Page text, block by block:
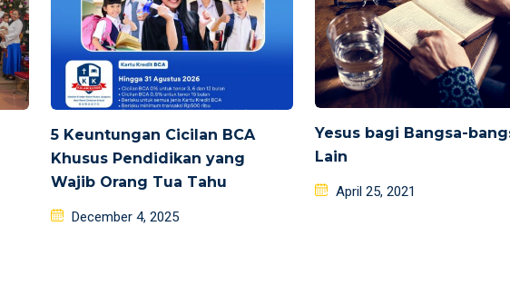
5 Keuntungan Cicilan BCA
Khusus Pendidikan yang
Wajib Orang Tua Tahu
Posted
December 4, 2025
Yesus bagi Bangsa-
Lain
Posted
April 25, 2021